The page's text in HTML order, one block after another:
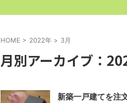
HOME > 2022年 > 3月
月別アーカイブ：
新築一戸建てを注